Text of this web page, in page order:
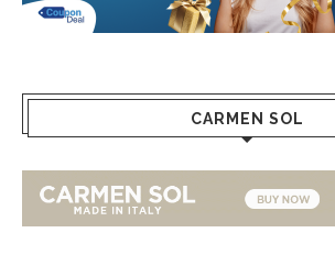
CARMEN SOL